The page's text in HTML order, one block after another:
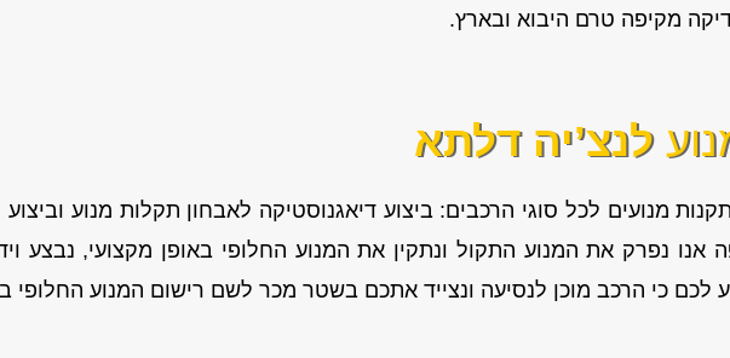
מקיפה טרם היבוא ובארץ.
לנצ’יה דלתא
מנועים לכל סוגי הרכבים: ביצוע דיאגנוסטיקה לאבחון תקלות מנוע
נפרק את המנוע התקול ונתקין את המנוע החלופי באופן מקצועי, נבצע
לכם כי הרכב מוכן לנסיעה ונצייד אתכם בשטר מכר לשם רישום המנוע החלופי